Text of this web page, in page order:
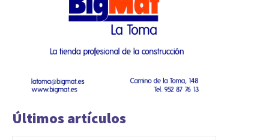
Últimos artículos